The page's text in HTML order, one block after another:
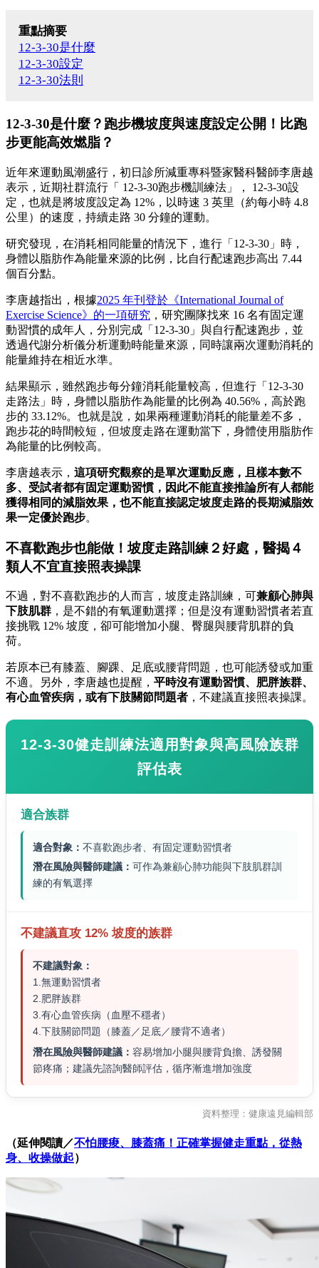
重點摘要
12-3-30是什麼
12-3-30設定
12-3-30法則
12-3-30是什麼？跑步機坡度與速度設定公開！比跑
步更能高效燃脂？
近年來運動風潮盛行，初日診所減重專科暨家醫科醫師李唐越
表示，近期社群流行「 12-3-30跑步機訓練法」， 12-3-30設
定，也就是將坡度設定為 12%，以時速 3 英里（約每小時 4.8
公里）的速度，持續走路 30 分鐘的運動。
研究發現，在消耗相同能量的情況下，進行「12-3-30」時，
身體以脂肪作為能量來源的比例，比自行配速跑步高出 7.44
個百分點。
李唐越指出，根據2025 年刊登於《International Journal of
Exercise Science》的一項研究 ，研究團隊找來 16 名有固定運
動習慣的成年人，分別完成「12-3-30」與自行配速跑步，並
透過代謝分析儀分析運動時能量來源，同時讓兩次運動消耗的
能量維持在相近水準。
結果顯示，雖然跑步每分鐘消耗能量較高，但進行「12-3-30
走路法」時，身體以脂肪作為能量的比例為 40.56%，高於跑
步的 33.12%。也就是說，如果兩種運動消耗的能量差不多，
跑步花的時間較短，但坡度走路在運動當下，身體使用脂肪作
為能量的比例較高。
李唐越表示， 這項研究觀察的是單次運動反應，且樣本數不
多、受試者都有固定運動習慣，因此不能直接推論所有人都能
獲得相同的減脂效果，也不能直接認定坡度走路的長期減脂效
果一定優於跑步。
不喜歡跑步也能做！坡度走路訓練２好處，醫揭４
類人不宜直接照表操課
不過，對不喜歡跑步的人而言，坡度走路訓練，可兼顧心肺與
下肢肌群 ，是不錯的有氧運動選擇；但是沒有運動習慣者若直
接挑戰 12% 坡度，卻可能增加小腿、臀腿與腰背肌群的負
荷。
若原本已有膝蓋、腳踝、足底或腰背問題，也可能誘發或加重
不適。另外，李唐越也提醒， 平時沒有運動習慣、肥胖族群、
有心血管疾病，或有下肢關節問題者 ，不建議直接照表操課。
12-3-30健走訓練法適用對象與高風險族群
評估表
適合族群
適合對象： 不喜歡跑步者、有固定運動習慣者
潛在風險與醫師建議： 可作為兼顧心肺功能與下肢肌群訓
練的有氧選擇
不建議直攻 12% 坡度的族群
不建議對象：
1.無運動習慣者
2.肥胖族群
3.有心血管疾病（血壓不穩者）
4.下肢關節問題（膝蓋／足底／腰背不適者）
潛在風險與醫師建議： 容易增加小腿與腰背負擔、誘發關
節疼痛；建議先諮詢醫師評估，循序漸進增加強度
資料整理：健康遠見編輯部
（延伸閱讀／不怕腰痠、膝蓋痛！正確掌握健走重點，從熱
身、收操做起）